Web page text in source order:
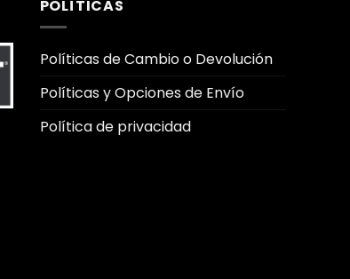
POLÍTICAS
Políticas de Cambio o Devolución
Políticas y Opciones de Envío
Política de privacidad